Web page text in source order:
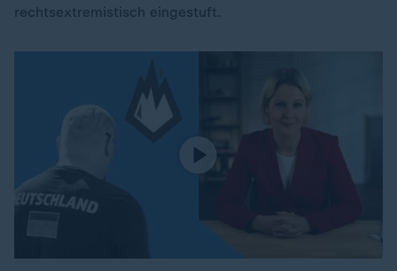
rechtsextremistisch eingestuft.